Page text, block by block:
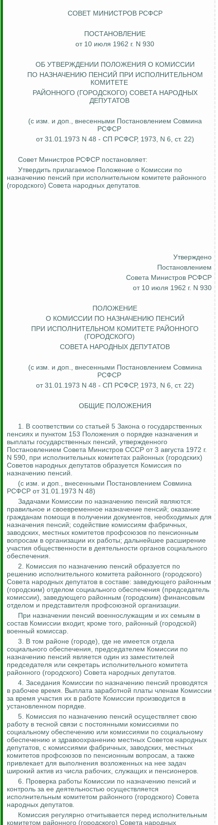
СОВЕТ МИНИСТРОВ РСФСР
ПОСТАНОВЛЕНИЕ
от 10 июля 1962 г. N 930
ОБ УТВЕРЖДЕНИИ ПОЛОЖЕНИЯ О КОМИССИИ
ПО НАЗНАЧЕНИЮ ПЕНСИЙ ПРИ ИСПОЛНИТЕЛЬНОМ
КОМИТЕТЕ
РАЙОННОГО (ГОРОДСКОГО) СОВЕТА НАРОДНЫХ
ДЕПУТАТОВ
(с изм. и доп., внесенными Постановлением Совмина
РСФСР
от 31.01.1973 N 48 - СП РСФСР, 1973, N 6, ст. 22)
Совет Министров РСФСР постановляет:
Утвердить прилагаемое Положение о Комиссии по
назначению пенсий при исполнительном комитете районного
(городского) Совета народных депутатов.
Утверждено
Постановлением
Совета Министров РСФСР
от 10 июля 1962 г. N 930
ПОЛОЖЕНИЕ
О КОМИССИИ ПО НАЗНАЧЕНИЮ ПЕНСИЙ
ПРИ ИСПОЛНИТЕЛЬНОМ КОМИТЕТЕ РАЙОННОГО
(ГОРОДСКОГО)
СОВЕТА НАРОДНЫХ ДЕПУТАТОВ
(с изм. и доп., внесенными Постановлением Совмина
РСФСР
от 31.01.1973 N 48 - СП РСФСР, 1973, N 6, ст. 22)
ОБЩИЕ ПОЛОЖЕНИЯ
1. В соответствии со статьей 5 Закона о государственных
пенсиях и пунктом 153 Положения о порядке назначения и
выплаты государственных пенсий, утвержденного
Постановлением Совета Министров СССР от 3 августа 1972 г.
N 590, при исполнительных комитетах районных (городских)
Советов народных депутатов образуется Комиссия по
назначению пенсий.
(с изм. и доп., внесенными Постановлением Совмина
РСФСР от 31.01.1973 N 48)
Задачами Комиссии по назначению пенсий являются:
правильное и своевременное назначение пенсий; оказание
гражданам помощи в получении документов, необходимых для
назначения пенсий; содействие комиссиям фабричных,
заводских, местных комитетов профсоюзов по пенсионным
вопросам в организации их работы; дальнейшее расширение
участия общественности в деятельности органов социального
обеспечения.
2. Комиссия по назначению пенсий образуется по
решению исполнительного комитета районного (городского)
Совета народных депутатов в составе: заведующего районным
(городским) отделом социального обеспечения (председатель
комиссии), заведующего районным (городским) финансовым
отделом и представителя профсоюзной организации.
При назначении пенсий военнослужащим и их семьям в
состав Комиссии входит, кроме того, районный (городской)
военный комиссар.
3. В том районе (городе), где не имеется отдела
социального обеспечения, председателем Комиссии по
назначению пенсий является один из заместителей
председателя или секретарь исполнительного комитета
районного (городского) Совета народных депутатов.
4. Заседания Комиссии по назначению пенсий проводятся
в рабочее время. Выплата заработной платы членам Комиссии
за время участия их в работе Комиссии производится в
установленном порядке.
5. Комиссия по назначению пенсий осуществляет свою
работу в тесной связи с постоянными комиссиями по
социальному обеспечению или комиссиями по социальному
обеспечению и здравоохранению местных Советов народных
депутатов, с комиссиями фабричных, заводских, местных
комитетов профсоюзов по пенсионным вопросам, а также
привлекает для выполнения возложенных на нее задач
широкий актив из числа рабочих, служащих и пенсионеров.
6. Проверка работы Комиссии по назначению пенсий и
контроль за ее деятельностью осуществляется
исполнительным комитетом районного (городского) Совета
народных депутатов.
Комиссия регулярно отчитывается перед исполнительным
комитетом районного (городского) Совета народных